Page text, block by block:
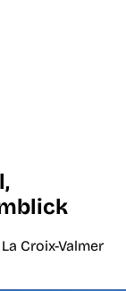
La Croix-Valmer